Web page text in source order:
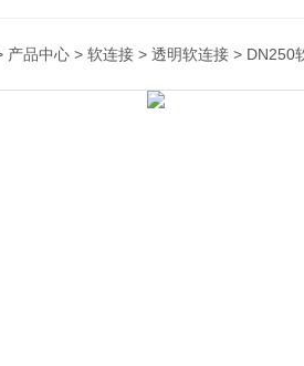
产品中心 > 软连接 > 透明软连接 > DN250